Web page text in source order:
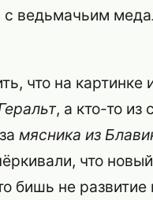
с ведьмачьим
что на
, а кто-то из
мясника из
что новый
бишь не